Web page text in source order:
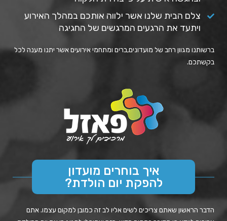
צלם הבית שלנו אשר ילווה אותכם במהלך האירוע
ויתעד את הרגעים המרגשים של החגיגה
ברשותנו מגוון רחב של מועדונים,ברים ומתחמי אירועים אשר יתנו מענה לכל
בקשתכם.
איך בוחרים מועדון
להפקת יום הולדת?
הדבר הראשון שאתם צריכים לשים אליו לב זה כמובן למקום עצמו. אתם